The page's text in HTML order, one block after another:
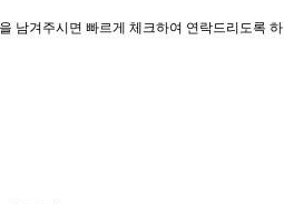
남겨주시면 빠르게 체크하여 연락드리도록 하